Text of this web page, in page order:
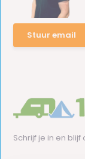
Stuur email
Schrijf je in en